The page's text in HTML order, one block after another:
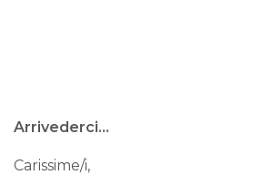
Arrivederci…
Carissime/i,